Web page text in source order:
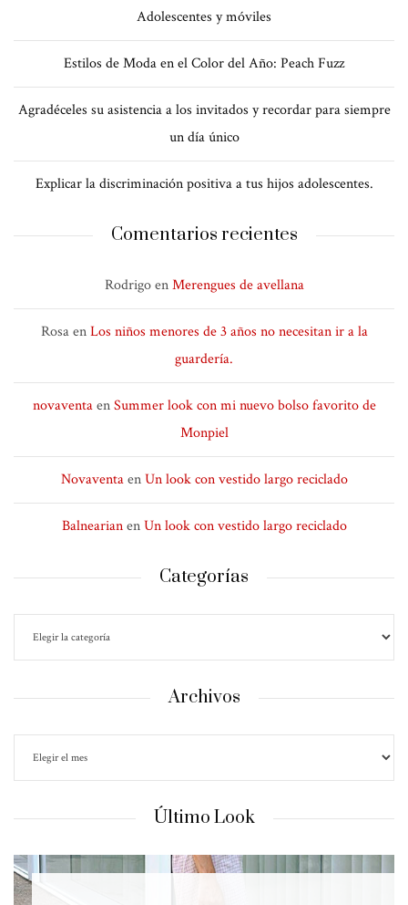
Adolescentes y móviles
Estilos de Moda en el Color del Año: Peach Fuzz
Agradéceles su asistencia a los invitados y recordar para siempre
un día único
Explicar la discriminación positiva a tus hijos adolescentes.
Comentarios recientes
RodrigoenMerengues de avellana
RosaenLos niños menores de 3 años no necesitan ir a la
guardería.
novaventaenSummer look con mi nuevo bolso favorito de
Monpiel
NovaventaenUn look con vestido largo reciclado
BalnearianenUn look con vestido largo reciclado
Categorías
Archivos
Último Look